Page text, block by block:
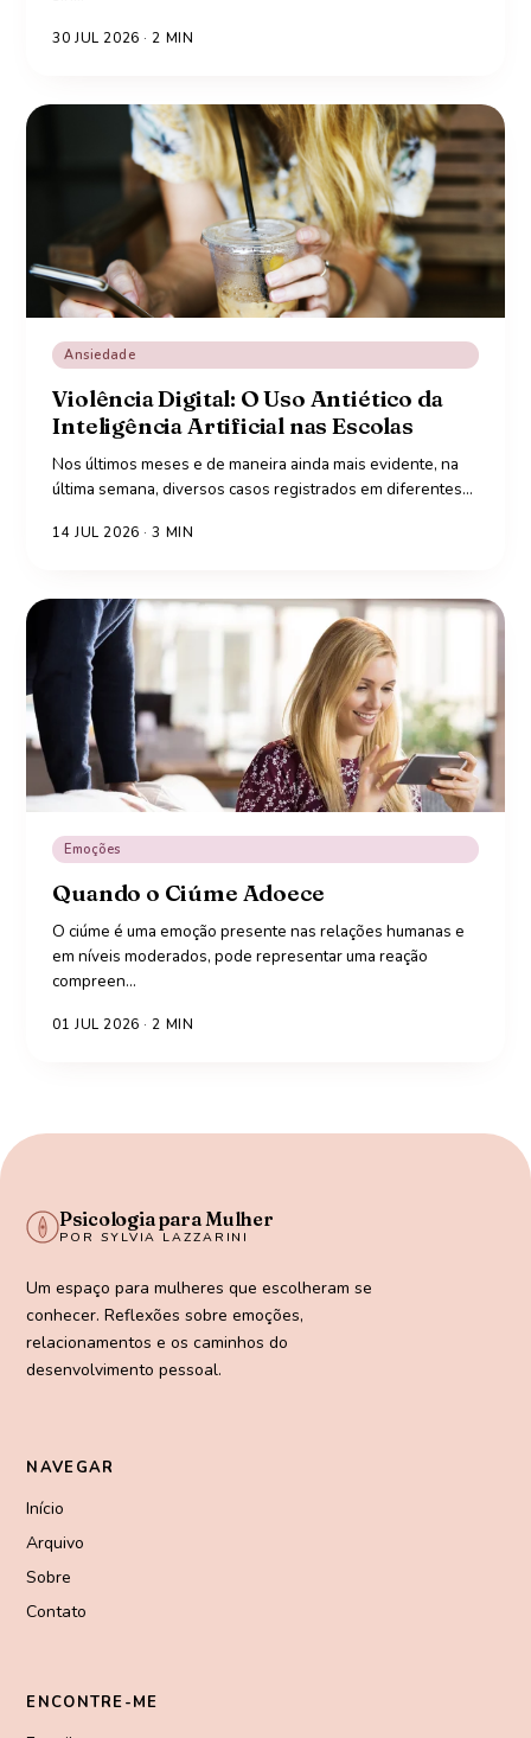
30 JUL 2026 · 2 MIN
Ansiedade
Violência Digital: O Uso Antiético da
Inteligência Artificial nas Escolas
Nos últimos meses e de maneira ainda mais evidente, na
última semana, diversos casos registrados em diferentes…
14 JUL 2026 ·3 MIN
Emoções
Quando o Ciúme Adoece
O ciúme é uma emoção presente nas relações humanas e
em níveis moderados, pode representar uma reação
compreen…
01 JUL 2026 · 2 MIN
Psicologia para Mulher
POR SYLVIA LAZZARINI
Um espaço para mulheres que escolheram se
conhecer. Reflexões sobre emoções,
relacionamentos e os caminhos do
desenvolvimento pessoal.
NAVEGAR
Início
Arquivo
Sobre
Contato
ENCONTRE-ME